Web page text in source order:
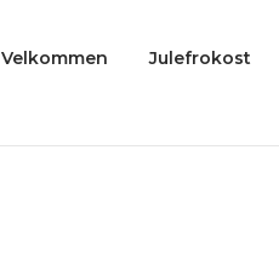
Velkommen Julefrokost